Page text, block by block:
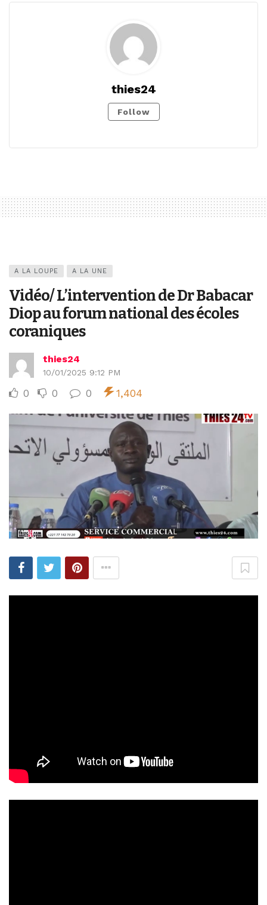
thies24
Follow
A LA LOUPE A LA UNE
Vidéo/ L’intervention de Dr Babacar
Diop au forum national des écoles
coraniques
thies24
10/01/2025 9:12 PM
0 0 0 1,404